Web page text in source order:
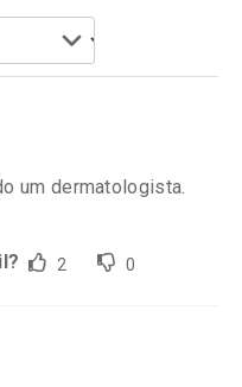
um dermatologista.
2 0